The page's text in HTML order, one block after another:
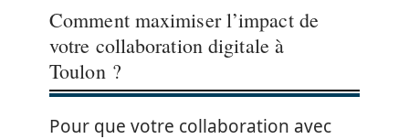
Comment maximiser l’impact de
votre collaboration digitale à
Toulon ?
Pour que votre collaboration avec